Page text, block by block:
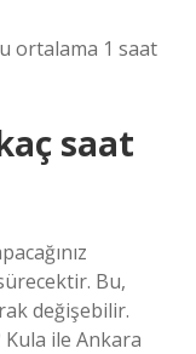
ortalama 1 saat
saat
Bu,
değişebilir.
Kula ile Ankara